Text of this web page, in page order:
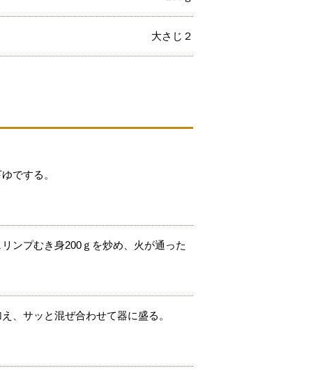
大さじ２
でする。
ンプむき身200ｇを炒め、火が通った
、サッと混ぜ合わせて器に盛る。